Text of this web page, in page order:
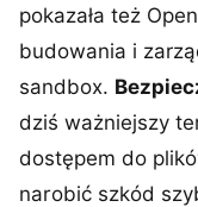
pokazała też
budowania i
sandbox.
dziś ważniejszy
dostępem do
narobić szkód